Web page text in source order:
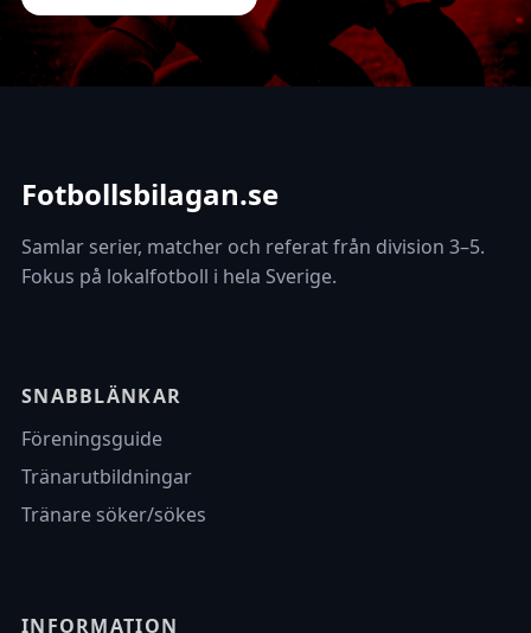
Fotbollsbilagan.se
Samlar serier, matcher och referat från division 3–5.
Fokus på lokalfotboll i hela Sverige.
SNABBLÄNKAR
Föreningsguide
Tränarutbildningar
Tränare söker/sökes
INFORMATION